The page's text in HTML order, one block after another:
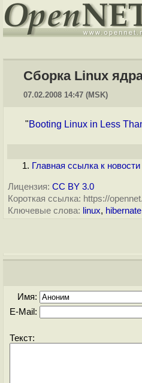
Сборка Linux
07.02.2008 14:47 (MSK)
"Booting Linux in Less
Главная ссылка к новости
Лицензия: CC BY 3.0
Короткая ссылка: https://
Ключевые слова: linux, hibernate
Имя:
E-Mail:
Текст: